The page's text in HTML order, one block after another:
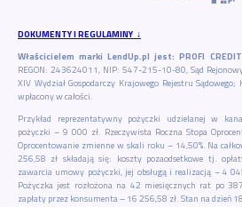
DOKUMENTY I REGULAMINY ↓
Właścicielem marki LendUp.pl jest: PROFI
REGON: 243624011, NIP: 547-215-10-80, Sąd
XIV Wydział Gospodarczy Krajowego Rejestru
wpłacony w całości.
Przykład reprezentatywny pożyczki udzielanej w
pożyczki – 9 000 zł. Rzeczywista Roczna Stopa
Oprocentowanie zmienne w skali roku – 14,50%. Na
256,58 zł składają się: koszty pozaodsetkowe tj.
zawarcia umowy pożyczki, jej obsługą i realizacją – 4
Pożyczka jest rozłożona na 42 miesięcznych rat po
zapłaty przez konsumenta – 16 256,58 zł. Stan na dzień